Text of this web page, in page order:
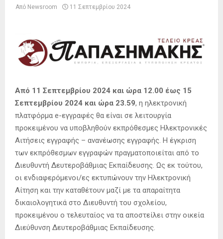
Από Newsroom 11 Σεπτεμβρίου 2024
Από 11 Σεπτεμβρίου 2024 και ώρα 12.00 έως 15
Σεπτεμβρίου 2024 και ώρα 23.59, η ηλεκτρονική
πλατφόρμα e-εγγραφές θα είναι σε λειτουργία
προκειμένου να υποβληθούν εκπρόθεσμες Ηλεκτρονικές
Αιτήσεις εγγραφής – ανανέωσης εγγραφής. Η έγκριση
των εκπρόθεσμων εγγραφών πραγματοποιείται από το
Διευθυντή Δευτεροβάθμιας Εκπαίδευσης. Ως εκ τούτου,
οι ενδιαφερόμενοι/ες εκτυπώνουν την Ηλεκτρονική
Αίτηση και την καταθέτουν μαζί με τα απαραίτητα
δικαιολογητικά στο Διευθυντή του σχολείου,
προκειμένου ο τελευταίος να τα αποστείλει στην οικεία
Διεύθυνση Δευτεροβάθμιας Εκπαίδευσης.